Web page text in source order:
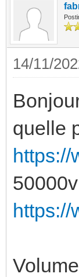
14/11/
quelle
https://
https://